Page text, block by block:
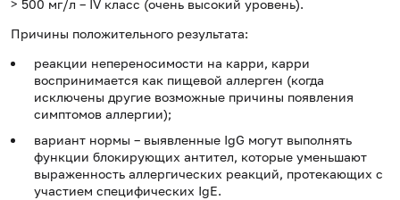
> 500 мг/л – IV класс (очень высокий уровень).
Причины положительного результата:
реакции непереносимости на карри, карри
воспринимается как пищевой аллерген (когда
исключены другие возможные причины появления
симптомов аллергии);
вариант нормы – выявленные IgG могут выполнять
функции блокирующих антител, которые уменьшают
выраженность аллергических реакций, протекающих с
участием специфических IgE.